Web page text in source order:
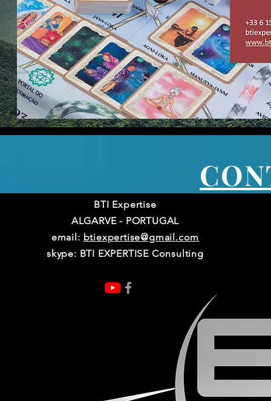
BTI Expertise
ALGARVE - PORTUGAL
email: btiexpertise@gmail.com
skype: BTI EXPERTISE Consulting